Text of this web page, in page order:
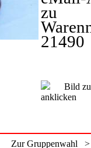
zu
21490
Bild
anklicken
Zur Gruppenwahl >